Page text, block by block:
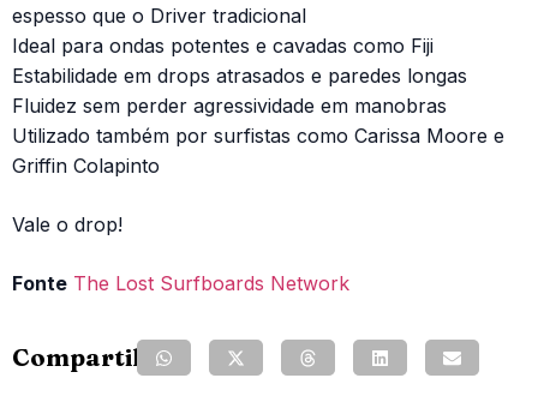
espesso que o Driver tradicional
Ideal para ondas potentes e cavadas como Fiji
Estabilidade em drops atrasados e paredes longas
Fluidez sem perder agressividade em manobras
Utilizado também por surfistas como Carissa Moore e
Griffin Colapinto
Vale o drop!
Fonte The Lost Surfboards Network
Compartilhe: